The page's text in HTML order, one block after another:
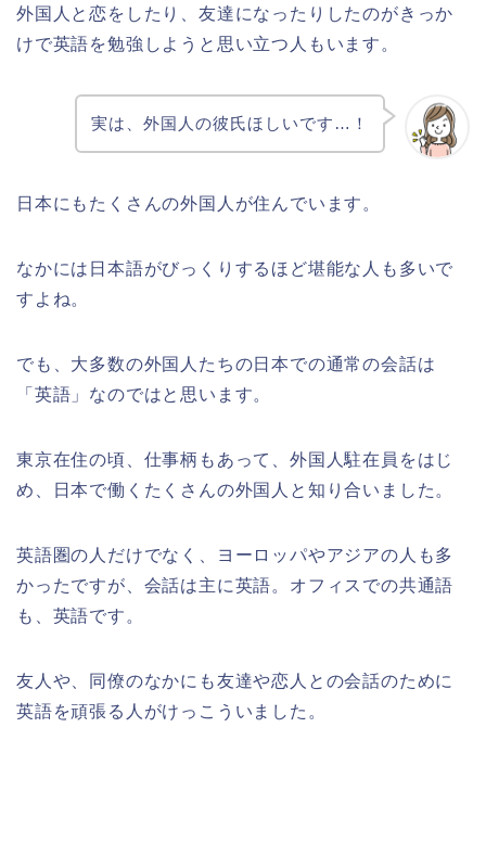
外国人と恋をしたり、友達になったりしたのがきっか
けで英語を勉強しようと思い立つ人もいます。
実は、外国人の彼氏ほしいです…！
日本にもたくさんの外国人が住んでいます。
なかには日本語がびっくりするほど堪能な人も多いで
すよね。
でも、大多数の外国人たちの日本での通常の会話は
「英語」なのではと思います。
東京在住の頃、仕事柄もあって、外国人駐在員をはじ
め、日本で働くたくさんの外国人と知り合いました。
英語圏の人だけでなく、ヨーロッパやアジアの人も多
かったですが、会話は主に英語。オフィスでの共通語
も、英語です。
友人や、同僚のなかにも友達や恋人との会話のために
英語を頑張る人がけっこういました。